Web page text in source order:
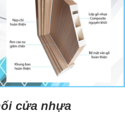
cửa nhựa